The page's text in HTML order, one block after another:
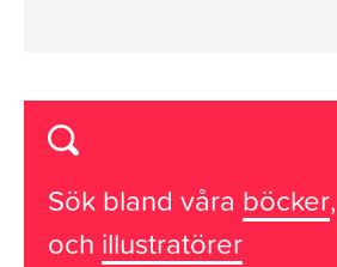
Sök bland våra böcker,
och illustratörer